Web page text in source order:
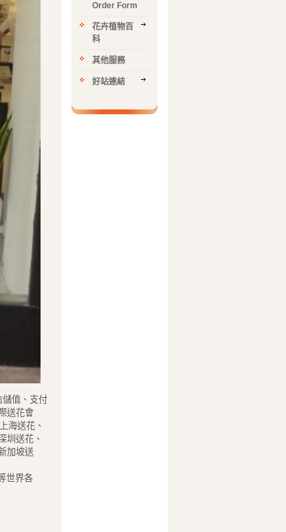
儲值、支付
送花會
海送花、
圳送花、
加坡送
世界各
Order Form
花卉植物百
科
其他服務
好站連結